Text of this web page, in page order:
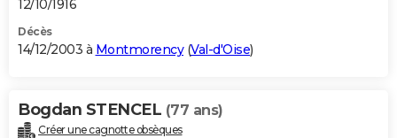
12/10/1916
Décès
14/12/2003 à Montmorency(Val-d'Oise)
Bogdan STENCEL (77 ans)
Créer une cagnotte obsèques